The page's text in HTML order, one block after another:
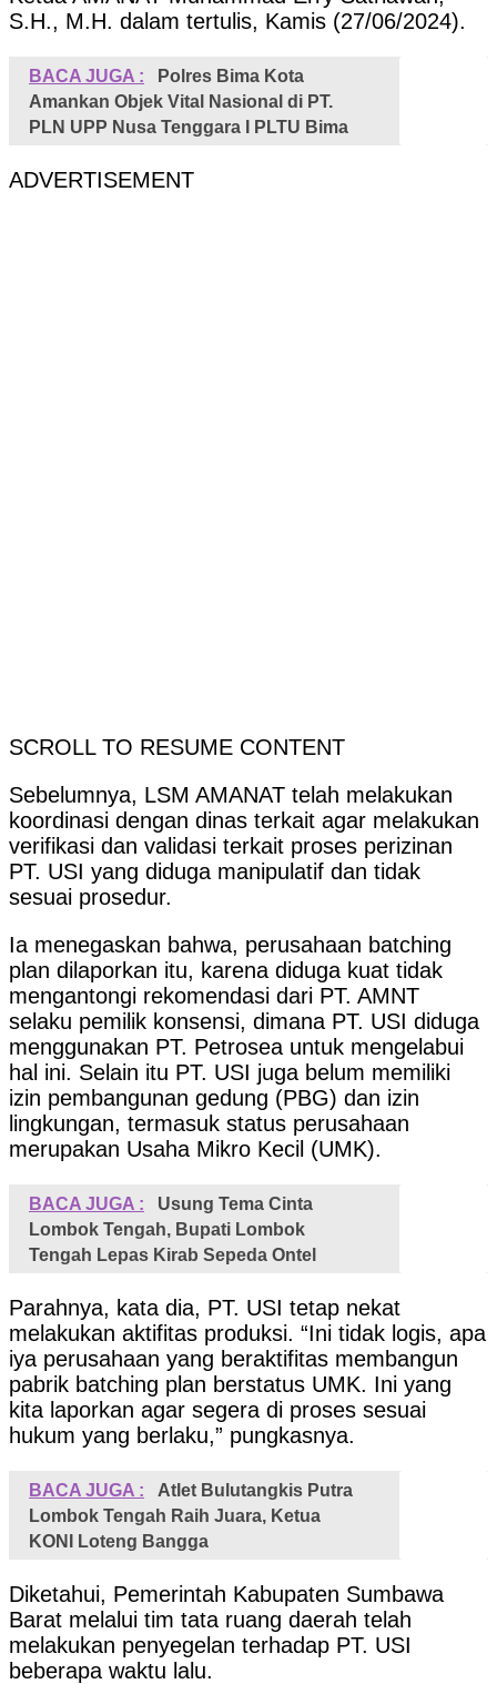
S.H., M.H. dalam tertulis, Kamis (27/06/2024).
BACA JUGA :
Polres Bima Kota
Amankan Objek Vital Nasional di PT.
PLN UPP Nusa Tenggara I PLTU Bima
ADVERTISEMENT
SCROLL TO RESUME CONTENT
Sebelumnya, LSM AMANAT telah melakukan
koordinasi dengan dinas terkait agar melakukan
verifikasi dan validasi terkait proses perizinan
PT. USI yang diduga manipulatif dan tidak
sesuai prosedur.
Ia menegaskan bahwa, perusahaan batching
plan dilaporkan itu, karena diduga kuat tidak
mengantongi rekomendasi dari PT. AMNT
selaku pemilik konsensi, dimana PT. USI diduga
menggunakan PT. Petrosea untuk mengelabui
hal ini. Selain itu PT. USI juga belum memiliki
izin pembangunan gedung (PBG) dan izin
lingkungan, termasuk status perusahaan
merupakan Usaha Mikro Kecil (UMK).
BACA JUGA :
Usung Tema Cinta
Lombok Tengah, Bupati Lombok
Tengah Lepas Kirab Sepeda Ontel
Parahnya, kata dia, PT. USI tetap nekat
melakukan aktifitas produksi. “Ini tidak logis, apa
iya perusahaan yang beraktifitas membangun
pabrik batching plan berstatus UMK. Ini yang
kita laporkan agar segera di proses sesuai
hukum yang berlaku,” pungkasnya.
BACA JUGA :
Atlet Bulutangkis Putra
Lombok Tengah Raih Juara, Ketua
KONI Loteng Bangga
Diketahui, Pemerintah Kabupaten Sumbawa
Barat melalui tim tata ruang daerah telah
melakukan penyegelan terhadap PT. USI
beberapa waktu lalu.